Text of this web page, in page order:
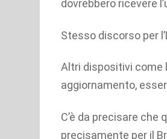
dovrebbero ricevere
Stesso discorso per
Altri dispositivi come
aggiornamento,
C’è da precisare che
precisamente per il